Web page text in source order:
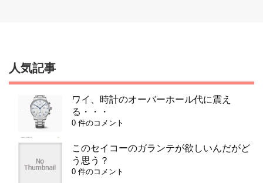
人気記事
ワイ、時計のオーバーホール代に震え
る・・・
0 件のコメント
このセイコーのガランテが欲しいんだがど
う思う？
0 件のコメント